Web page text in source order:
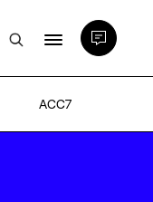
ACC7